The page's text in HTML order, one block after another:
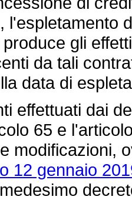
l'espletamento
gli
da tali
data di
effettuati dai
65 e
modificazioni,
12 gennaio